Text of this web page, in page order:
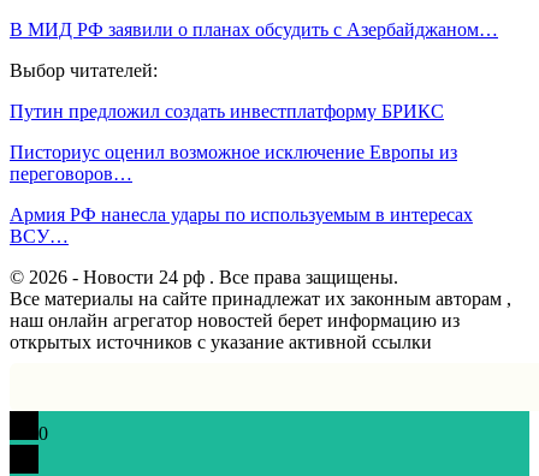
В МИД РФ заявили о планах обсудить с Азербайджаном…
Выбор читателей:
Путин предложил создать инвестплатформу БРИКС
Писториус оценил возможное исключение Европы из
переговоров…
Армия РФ нанесла удары по используемым в интересах
ВСУ…
© 2026 - Новости 24 рф . Все права защищены.
Все материалы на сайте принадлежат их законным авторам ,
наш онлайн агрегатор новостей берет информацию из
открытых источников с указание активной ссылки
0